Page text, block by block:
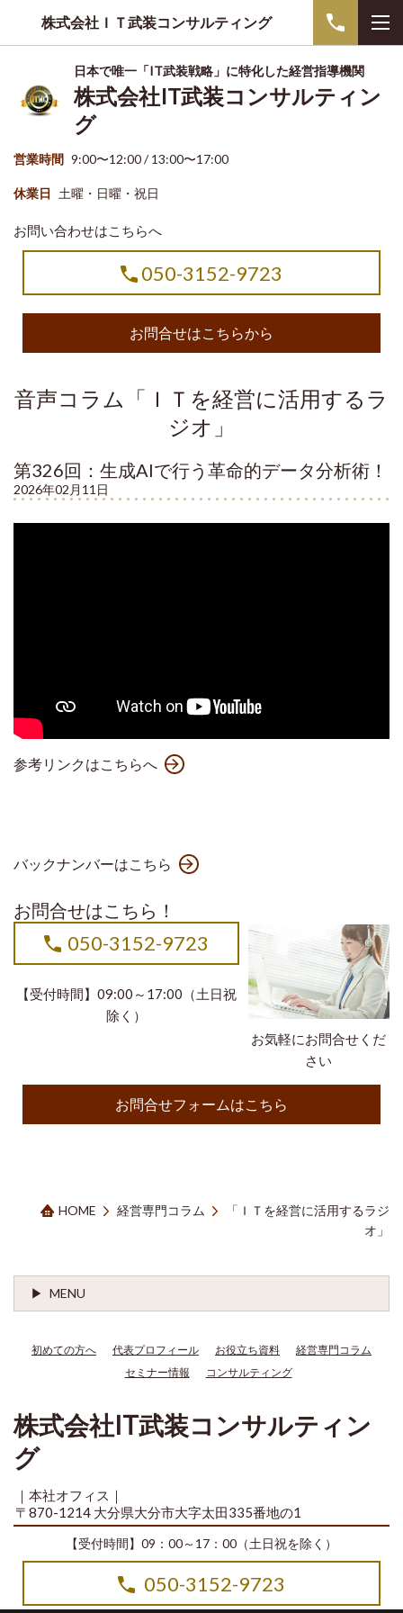
株式会社ＩＴ武装コンサルティング
日本で唯一「IT武装戦略」に特化した経営指導機関
株式会社IT武装コンサルティン
グ
営業時間 9:00〜12:00 / 13:00〜17:00
休業日 土曜・日曜・祝日
お問い合わせはこちらへ
050-3152-9723
お問合せはこちらから
音声コラム「ＩＴを経営に活用するラ
ジオ」
第326回：生成AIで行う革命的データ分析術！
2026年02月11日
参考リンクはこちらへ
バックナンバーはこちら
お問合せはこちら！
お気軽にお問合せくだ
さい
050-3152-9723
【受付時間】09:00～17:00（土日祝
除く）
お問合せフォームはこちら
HOME 経営専門コラム
「ＩＴを経営に活用するラジ
オ」
MENU
初めての方へ 代表プロフィール お役立ち資料
経営専門コラム
セミナー情報
コンサルティング
株式会社IT武装コンサルティン
グ
｜本社オフィス｜
〒870-1214 大分県大分市大字太田335番地の1
【受付時間】09：00～17：00（土日祝を除く）
050-3152-9723